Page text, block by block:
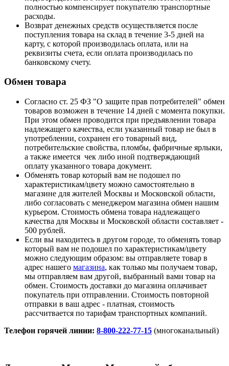
полностью компенсирует покупателю транспортные
расходы.
Возврат денежных средств осуществляется после
поступления товара на склад в течение 3-5 дней на
карту, с которой производилась оплата, или на
реквизиты счета, если оплата производилась по
банковскому счету.
Обмен товара
Согласно ст. 25 ФЗ "О защите прав потребителей" обмен
товаров возможен в течение 14 дней с момента покупки.
При этом обмен проводится при предъявлении товара
надлежащего качества, если указанный товар не был в
употреблении, сохранен его товарный вид,
потребительские свойства, пломбы, фабричные ярлыки,
а также имеется чек либо иной подтверждающий
оплату указанного товара документ.
Обменять товар который вам не подошел по
характеристикам/цвету можно самостоятельно в
магазине для жителей Москвы и Московской области,
либо согласовать с менеджером магазина обмен нашим
курьером. Стоимость обмена товара надлежащего
качества для Москвы и Московской области составляет -
500 рублей.
Если вы находитесь в другом городе, то обменять товар
который вам не подошел по характеристикам/цвету
можно следующим образом: вы отправляете товар в
адрес нашего магазина, как только мы получаем товар,
мы отправляем вам другой, выбранный вами товар на
обмен. Стоимость доставки до магазина оплачивает
покупатель при отправлении. Стоимость повторной
отправки в ваш адрес - платная, стоимость
рассчитвается по тарифам транспортных компаний.
Телефон горячей линии: 8-800-222-77-15 (многоканальный)